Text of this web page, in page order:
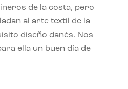
de la costa, pero
al arte textil de la
diseño danés. Nos
ella un buen día de